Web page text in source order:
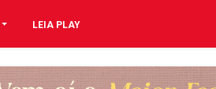
LEIA PLAY